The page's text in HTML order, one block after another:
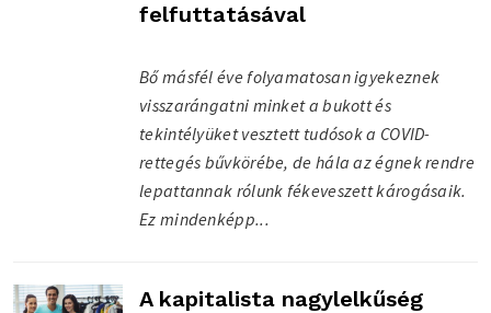
felfuttatásával
Bő másfél éve folyamatosan igyekeznek
visszarángatni minket a bukott és
tekintélyüket vesztett tudósok a COVID-
rettegés bűvkörébe, de hála az égnek rendre
lepattannak rólunk fékeveszett károgásaik.
Ez mindenképp...
A kapitalista nagylelkűség